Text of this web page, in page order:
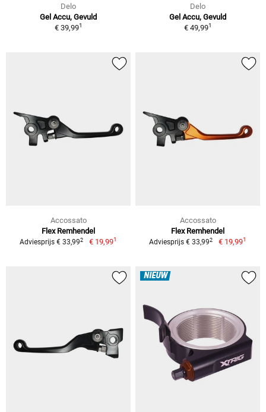
Delo
Gel Accu, Gevuld
€ 39,991
Delo
Gel Accu, Gevuld
€ 49,991
Accossato
Flex Remhendel
Adviesprijs € 33,992 € 19,991
Accossato
Flex Remhendel
Adviesprijs € 33,992 € 19,991
NIEUW